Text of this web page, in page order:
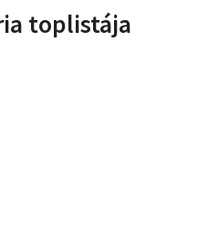
toplistája